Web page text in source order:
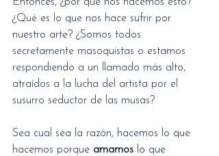
Entonces, ¿por qué nos hacemos esto?
¿Qué es lo que nos hace sufrir por
nuestro arte? ¿Somos todos
secretamente masoquistas o estamos
respondiendo a un llamado más alto,
atraídos a la lucha del artista por el
susurro seductor de las musas?
Sea cual sea la razón, hacemos lo que
hacemos porque amamos lo que